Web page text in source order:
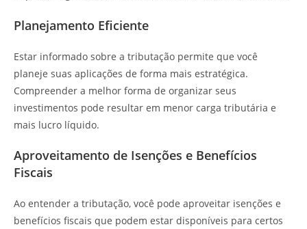
Planejamento Eficiente
Estar informado sobre a tributação permite que você
planeje suas aplicações de forma mais estratégica.
Compreender a melhor forma de organizar seus
investimentos pode resultar em menor carga tributária e
mais lucro líquido.
Aproveitamento de Isenções e Benefícios
Fiscais
Ao entender a tributação, você pode aproveitar isenções e
benefícios fiscais que podem estar disponíveis para certos